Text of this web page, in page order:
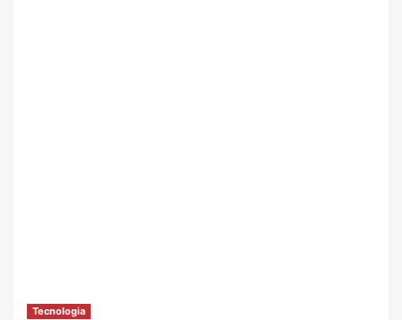
Tecnologia